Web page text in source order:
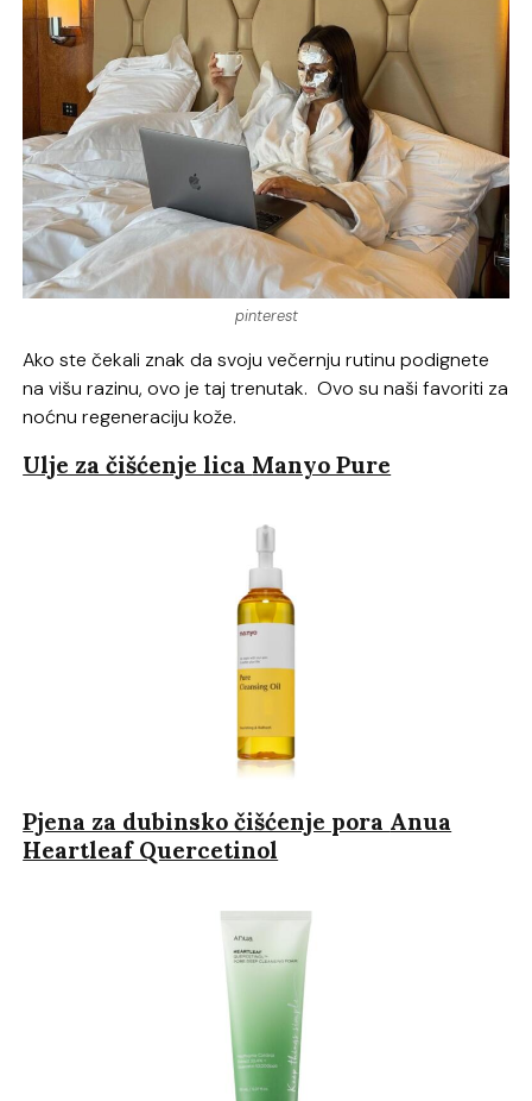
pinterest
Ako ste čekali znak da svoju večernju rutinu podignete
na višu razinu, ovo je taj trenutak. Ovo su naši favoriti za
noćnu regeneraciju kože.
Ulje za čišćenje lica Manyo Pure
Pjena za dubinsko čišćenje pora Anua
Heartleaf Quercetinol